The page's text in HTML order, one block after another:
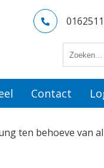
Contact
ten behoeve van